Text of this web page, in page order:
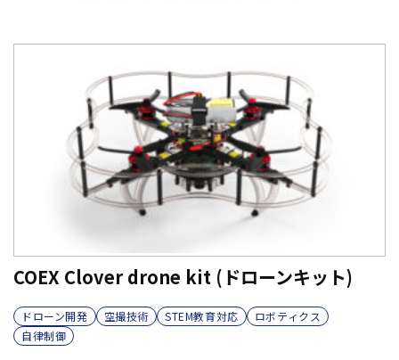
COEX Clover drone kit (ドローンキット)
ドローン開発 空撮技術 STEM教育対応
ロボティクス
自律制御